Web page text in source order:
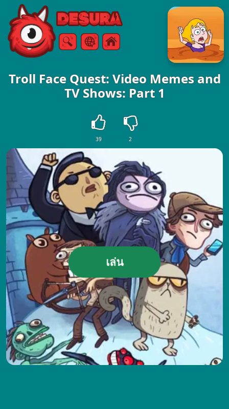
Free Online Games
ค้นหา เมนู
Troll Face Quest: Video Memes and
TV Shows: Part 1
39 2
เล่น